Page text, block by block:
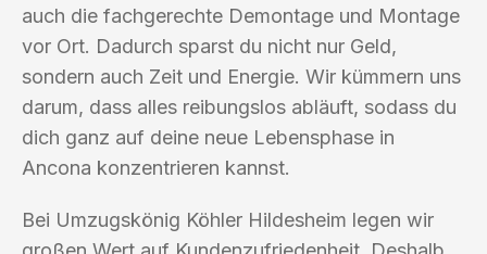
auch die fachgerechte Demontage und Montage
vor Ort. Dadurch sparst du nicht nur Geld,
sondern auch Zeit und Energie. Wir kümmern uns
darum, dass alles reibungslos abläuft, sodass du
dich ganz auf deine neue Lebensphase in
Ancona konzentrieren kannst.
Bei Umzugskönig Köhler Hildesheim legen wir